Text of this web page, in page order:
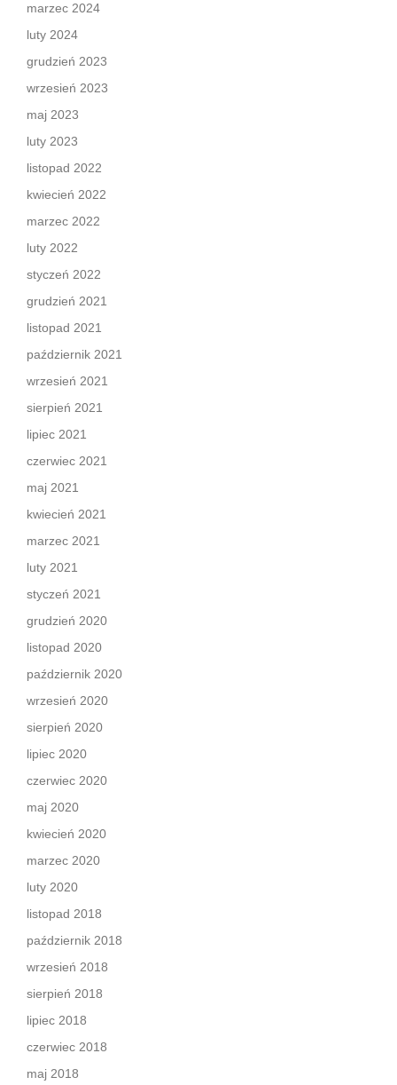
marzec 2024
luty 2024
grudzień 2023
wrzesień 2023
maj 2023
luty 2023
listopad 2022
kwiecień 2022
marzec 2022
luty 2022
styczeń 2022
grudzień 2021
listopad 2021
październik 2021
wrzesień 2021
sierpień 2021
lipiec 2021
czerwiec 2021
maj 2021
kwiecień 2021
marzec 2021
luty 2021
styczeń 2021
grudzień 2020
listopad 2020
październik 2020
wrzesień 2020
sierpień 2020
lipiec 2020
czerwiec 2020
maj 2020
kwiecień 2020
marzec 2020
luty 2020
listopad 2018
październik 2018
wrzesień 2018
sierpień 2018
lipiec 2018
czerwiec 2018
maj 2018